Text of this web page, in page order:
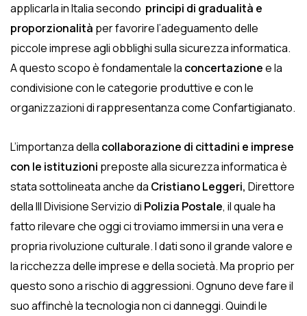
applicarla in Italia secondo principi di gradualità e
proporzionalità per favorire l’adeguamento delle
piccole imprese agli obblighi sulla sicurezza informatica.
A questo scopo è fondamentale la concertazionee la
condivisione con le categorie produttive e con le
organizzazioni di rappresentanza come Confartigianato.
L’importanza della collaborazione di cittadini e imprese
con le istituzioni preposte alla sicurezza informatica è
stata sottolineata anche da Cristiano Leggeri, Direttore
della III Divisione Servizio di Polizia Postale, il quale ha
fatto rilevare che oggi ci troviamo immersi in una vera e
propria rivoluzione culturale. I dati sono il grande valore e
la ricchezza delle imprese e della società. Ma proprio per
questo sono a rischio di aggressioni. Ognuno deve fare il
suo affinchè la tecnologia non ci danneggi. Quindi le